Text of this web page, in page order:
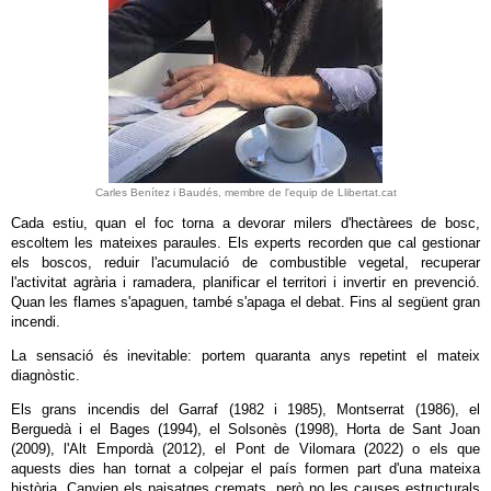
Carles Benítez i Baudés, membre de l'equip de Llibertat.cat
Cada estiu, quan el foc torna a devorar milers d'hectàrees de bosc,
escoltem les mateixes paraules. Els experts recorden que cal gestionar
els boscos, reduir l'acumulació de combustible vegetal, recuperar
l'activitat agrària i ramadera, planificar el territori i invertir en prevenció.
Quan les flames s'apaguen, també s'apaga el debat. Fins al següent gran
incendi.
La sensació és inevitable: portem quaranta anys repetint el mateix
diagnòstic.
Els grans incendis del Garraf (1982 i 1985), Montserrat (1986), el
Berguedà i el Bages (1994), el Solsonès (1998), Horta de Sant Joan
(2009), l'Alt Empordà (2012), el Pont de Vilomara (2022) o els que
aquests dies han tornat a colpejar el país formen part d'una mateixa